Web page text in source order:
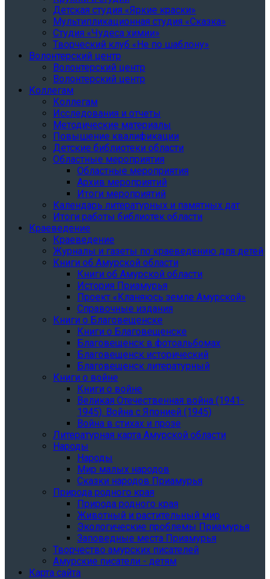
Детская студия «Яркие краски»
Мультипликационная студия «Сказка»
Студия «Чудеса химии»
Творческий клуб «Не по шаблону»
Волонтерский центр
Волонтерский центр
Волонтерский центр
Коллегам
Коллегам
Исследования и отчеты
Методические материалы
Повышение квалификации
Детские библиотеки области
Областные мероприятия
Областные мероприятия
Архив мероприятий
Итоги мероприятий
Календарь литературных и памятных дат
Итоги работы библиотек области
Краеведение
Краеведение
Журналы и газеты по краеведению для детей
Книги об Амурской области
Книги об Амурской области
История Приамурья
Проект «Кланяюсь земле Амурской»
Справочные издания
Книги о Благовещенске
Книги о Благовещенске
Благовещенск в фотоальбомах
Благовещенск исторический
Благовещенск литературный
Книги о войне
Книги о войне
Великая Отечественная война (1941-
1945). Война с Японией (1945)
Война в стихах и прозе
Литературная карта Амурской области
Народы
Народы
Мир малых народов
Сказки народов Приамурья
Природа родного края
Природа родного края
Животный и растительный мир
Экологические проблемы Приамурья
Заповедные места Приамурья
Творчество амурских писателей
Амурские писатели - детям
Карта сайта